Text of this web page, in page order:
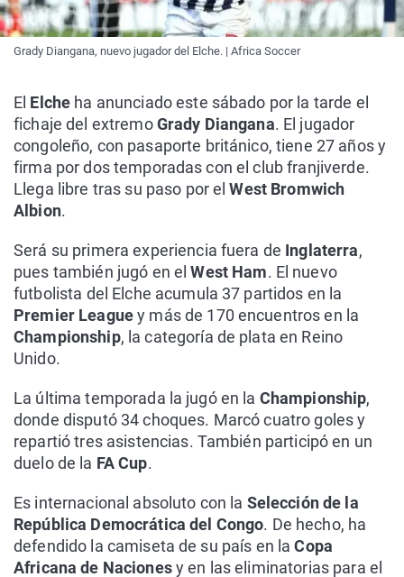
Grady Diangana, nuevo jugador del Elche. | Africa Soccer
El Elche ha anunciado este sábado por la tarde el
fichaje del extremoGrady Diangana. El jugador
congoleño, con pasaporte británico, tiene 27 años y
firma por dos temporadas con el club franjiverde.
Llega libre tras su paso por elWest Bromwich
Albion.
Será su primera experiencia fuera de Inglaterra,
pues también jugó en elWest Ham. El nuevo
futbolista del Elche acumula 37 partidos en la
Premier Leaguey más de 170 encuentros en la
Championship, la categoría de plata en Reino
Unido.
La última temporada la jugó en la Championship,
donde disputó 34 choques. Marcó cuatro goles y
repartió tres asistencias. También participó en un
duelo de la FA Cup.
Es internacional absoluto con la Selección de la
República Democrática del Congo. De hecho, ha
defendido la camiseta de su país en laCopa
Africana de Nacionesy en las eliminatorias para el